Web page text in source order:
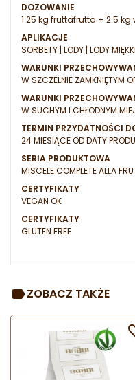
DOZOWANIE
1.25 kg fruttafrutta + 2.5 kg
APLIKACJE
SORBETY | LODY | LODY
WARUNKI
W SZCZELNIE ZAMKNIĘTYM
WARUNKI
W SUCHYM I CHŁODNYM
TERMIN PRZYDATNOŚCI
24 MIESIĄCE OD DATY
SERIA PRODUKTOWA
MISCELE COMPLETE ALLA
CERTYFIKATY
VEGAN OK
CERTYFIKATY
GLUTEN FREE
ZOBACZ TAKŻE